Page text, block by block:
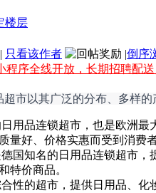
| 只看该作者 |倒序
程序全线开放，长期招聘配
市以其广泛的分布、多样
用品连锁超市，也是欧洲
量好、价格实惠而受到消费者
德国知名的日用品连锁超市
特价商品。
性的超市，提供日用品、